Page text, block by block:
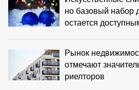
но базовый набор
остается
Рынок
отмечают
риелторов